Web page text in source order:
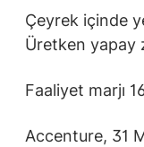
Çeyrek içinde
Üretken yapay
Faaliyet marjı
Accenture, 31